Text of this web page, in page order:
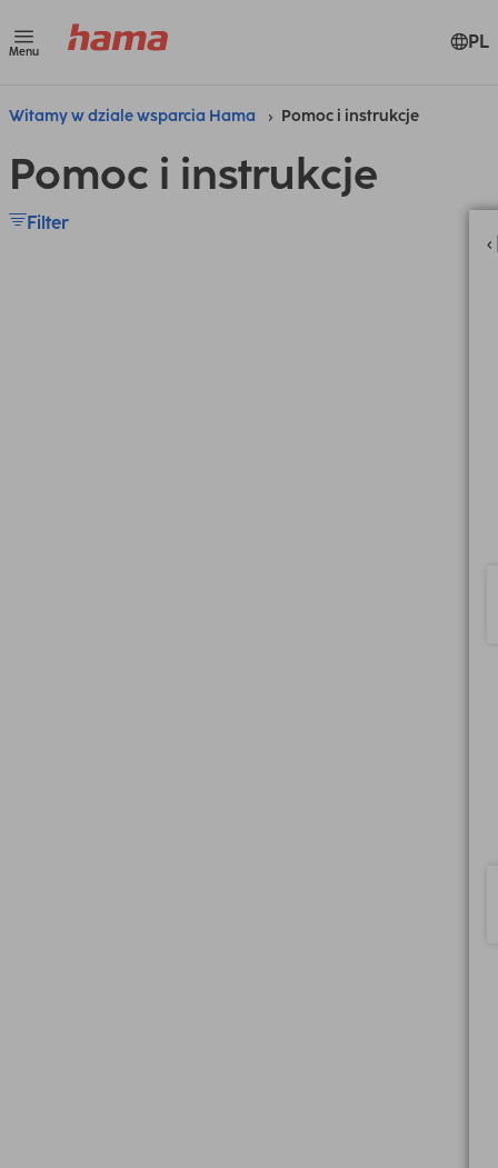
Menu PL
Witamy w dziale wsparcia Hama Pomoc i instrukcje
Pomoc i instrukcje
Filter